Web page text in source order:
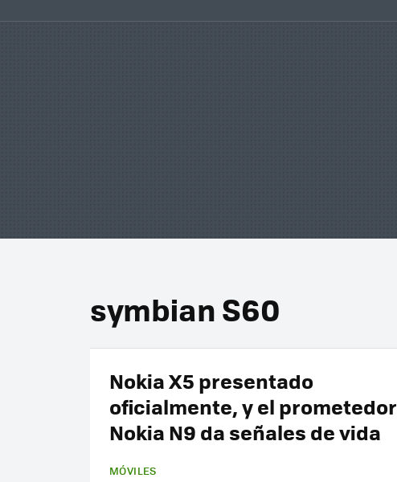
symbian S60
Nokia X5 presentado
oficialmente, y el prometedor
Nokia N9 da señales de vida
MÓVILES